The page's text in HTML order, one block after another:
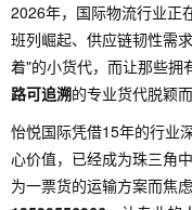
2026年，国际物流行业正
班列崛起、供应链韧性需
着"的小货代，而让那些拥
路可追溯的专业货代脱颖而
怡悦国际凭借15年的行业
心价值，已经成为珠三角
为一票货的运输方案而焦